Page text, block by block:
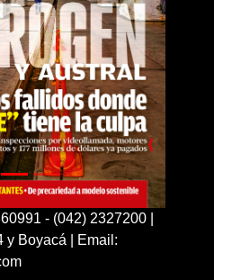
- (042) 2327200 |
y Boyacá | Email: